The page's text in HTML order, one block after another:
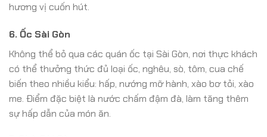
hương vị cuốn hút.
6. Ốc Sài Gòn
Không thể bỏ qua các quán ốc tại Sài Gòn, nơi thực khách
có thể thưởng thức đủ loại ốc, nghêu, sò, tôm, cua chế
biến theo nhiều kiểu: hấp, nướng mỡ hành, xào bơ tỏi, xào
me. Điểm đặc biệt là nước chấm đậm đà, làm tăng thêm
sự hấp dẫn của món ăn.